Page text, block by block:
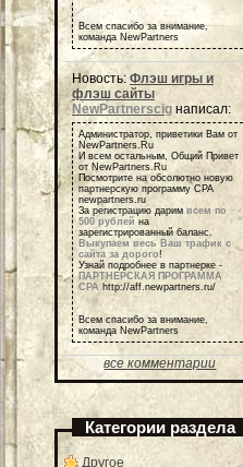
Всем спасибо за внимание,
команда NewPartners
Новость:Флэш игры и
флэш сайты
NewPartnerscig написал:
Администратор, приветики Вам от
NewPartners.Ru
И всем остальным, Общий Привет
от NewPartners.Ru
Посмотрите на обсолютно новую
партнерскую программу СРА
newpartners.ru
За регистрацию дарим всем по
500 рублей на
зарегистрированный баланс.
Выкупаем весь Ваш трафик с
сайта за дорого!
Узнай подробнее в партнерке -
ПАРТНЕРСКАЯ ПРОГРАММА
СРА http://aff.newpartners.ru/
Всем спасибо за внимание,
команда NewPartners
все комментарии
Категории раздела
Другое